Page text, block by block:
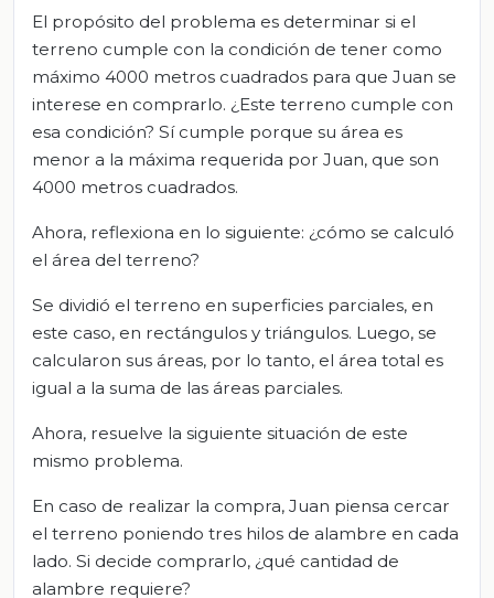
El propósito del problema es determinar si el
terreno cumple con la condición de tener como
máximo 4000 metros cuadrados para que Juan se
interese en comprarlo. ¿Este terreno cumple con
esa condición? Sí cumple porque su área es
menor a la máxima requerida por Juan, que son
4000 metros cuadrados.
Ahora, reflexiona en lo siguiente: ¿cómo se calculó
el área del terreno?
Se dividió el terreno en superficies parciales, en
este caso, en rectángulos y triángulos. Luego, se
calcularon sus áreas, por lo tanto, el área total es
igual a la suma de las áreas parciales.
Ahora, resuelve la siguiente situación de este
mismo problema.
En caso de realizar la compra, Juan piensa cercar
el terreno poniendo tres hilos de alambre en cada
lado. Si decide comprarlo, ¿qué cantidad de
alambre requiere?